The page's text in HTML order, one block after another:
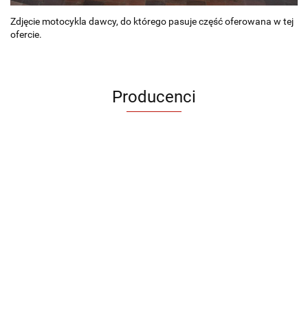
Zdjęcie motocykla dawcy, do którego pasuje część oferowana w tej
ofercie.
Producenci